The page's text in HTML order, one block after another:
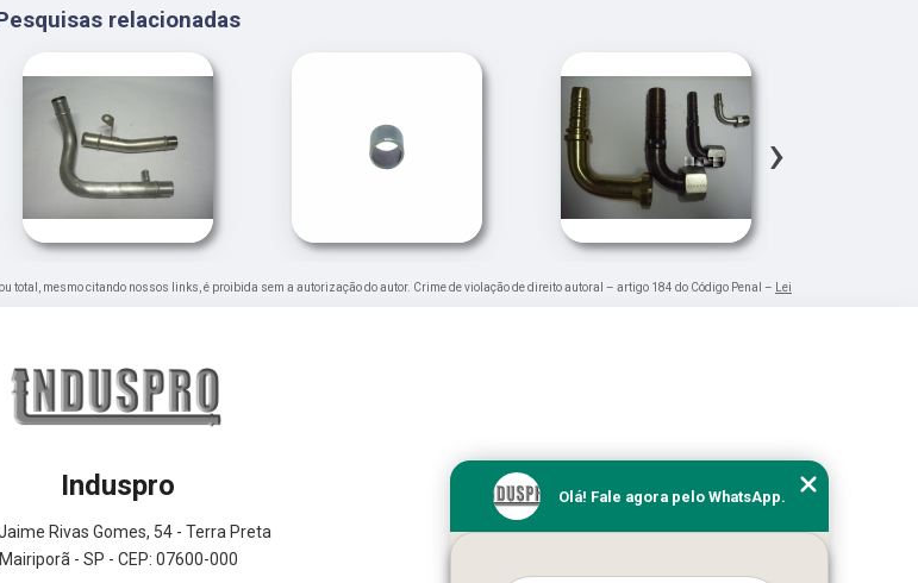
relacionadas
›
total, mesmo citando nossos links, é proibida sem a autorização do autor. Crime de violação de direito autoral – artigo 184 do Código Penal – Lei
Induspro
Rivas Gomes, 54 - Terra Preta
Mairiporã - SP - CEP: 07600-000
Olá! Fale agora pelo WhatsApp.